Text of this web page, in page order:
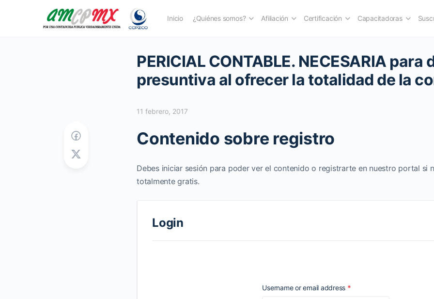
Inicio ¿Quiénes somos? Afiliación Certificación Capacitadoras
PERICIAL CONTABLE. NECESARIA
presuntiva al ofrecer la totalidad de la
11 febrero, 2017
Contenido sobre registro
Debes iniciar sesión para poder ver el contenido o registrarte en nuestro portal si
totalmente gratis.
Login
Username or email address *Required